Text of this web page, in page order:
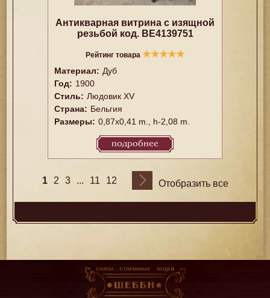
Антикварная витрина с изящной
резьбой код. BE4139751
Рейтинг товара ★★★★★
Материал: Дуб
Год: 1900
Стиль: Людовик XV
Страна: Бельгия
Размеры: 0,87x0,41 m., h-2,08 m.
подробнее
1 2 3 ... 11 12 Отобразить все